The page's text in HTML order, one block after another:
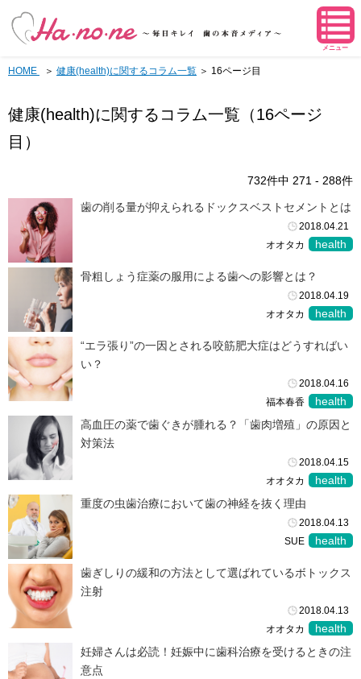
メニュー
HOME 健康(health)に関するコラム一覧 ＞ 16ページ目
健康(health)に関するコラム一覧（16ページ
目）
732件中 271 - 288件
歯の削る量が抑えられるドックスベストセメントとは
2018.04.21
オオタカ
health
骨粗しょう症薬の服用による歯への影響とは？
2018.04.19
オオタカ
health
“エラ張り”の一因とされる咬筋肥大症はどうすればい
い？
2018.04.16
福本春香
health
高血圧の薬で歯ぐきが腫れる？「歯肉増殖」の原因と
対策法
2018.04.15
オオタカ
health
重度の虫歯治療において歯の神経を抜く理由
2018.04.13
SUE
health
歯ぎしりの緩和の方法として選ばれているボトックス
注射
2018.04.13
オオタカ
health
妊婦さんは必読！妊娠中に歯科治療を受けるときの注
意点